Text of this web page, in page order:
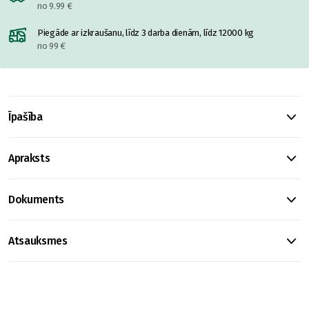
no 9.99 €
Piegāde ar izkraušanu, līdz 3 darba dienām, līdz 12000 kg
no 99 €
Īpašība
Apraksts
Dokuments
Atsauksmes